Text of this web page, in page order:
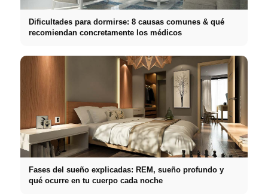
Dificultades para dormirse: 8 causas comunes & qué
recomiendan concretamente los médicos
Fases del sueño explicadas: REM, sueño profundo y
qué ocurre en tu cuerpo cada noche